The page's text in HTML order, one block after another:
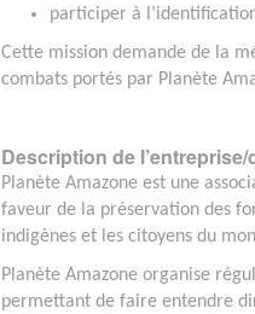
participer à
Cette mission demande de la
combats portés par Planète
Description de l’entreprise/
Planète Amazone est une
faveur de la préservation des
indigènes et les citoyens du
Planète Amazone organise
permettant de faire entendre